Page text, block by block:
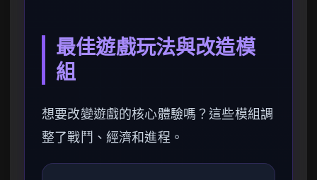
最佳遊戲玩法與改造模
組
想要改變遊戲的核心體驗嗎？這些模組調
整了戰鬥、經濟和進程。